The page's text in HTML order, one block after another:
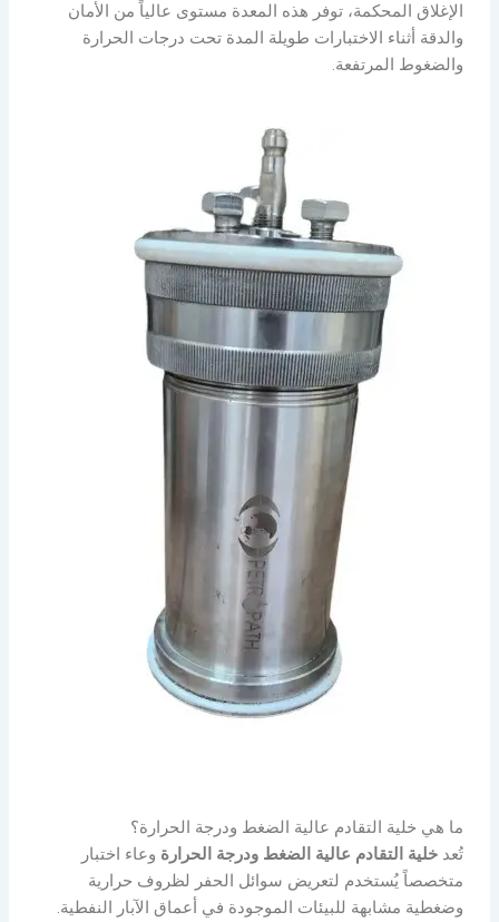
الإغلاق المحكمة، توفر هذه المعدة مستوى عالياً من الأمان
والدقة أثناء الاختبارات طويلة المدة تحت درجات الحرارة
والضغوط المرتفعة.
ما هي خلية التقادم عالية الضغط ودرجة الحرارة؟
تُعدخلية التقادم عالية الضغط ودرجة الحرارة وعاء اختبار
متخصصاً يُستخدم لتعريض سوائل الحفر لظروف حرارية
وضغطية مشابهة للبيئات الموجودة في أعماق الآبار النفطية.